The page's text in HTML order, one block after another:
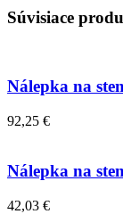
Súvisiace
Nálepka na
92,25 €
Nálepka na
42,03 €